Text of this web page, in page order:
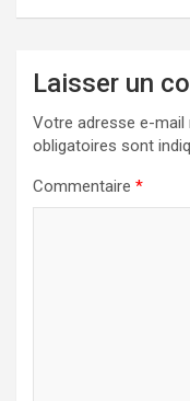
Laisser un
Votre adresse e-mail
obligatoires sont
Commentaire *